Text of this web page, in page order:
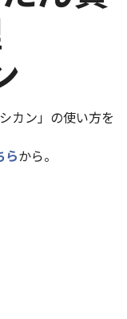
カン」の使い方を
らから。